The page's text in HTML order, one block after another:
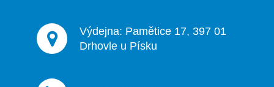
Výdejna: Pamětice 17, 397 01
Drhovle u Písku